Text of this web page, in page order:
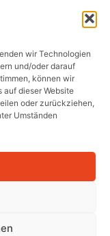
wir Technologien
und/oder darauf
können wir
auf dieser Website
oder zurückziehen,
Umständen